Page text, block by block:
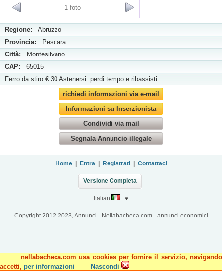
nellabacheca.com usa cookies per fornire il servizio, navigando
accetti, per informazioni Nascondi
1 foto
Regione: Abruzzo
Provincia: Pescara
Città: Montesilvano
CAP: 65015
Ferro da stiro €.30 Astenersi: perdi tempo e ribassisti
richiedi informazioni via e-mail
Informazioni su Inserzionista
Condividi via mail
Segnala Annuncio illegale
Home| Entra Registrati| Contattaci
Versione Completa
Italian
Copyright 2012-2023, Annunci - Nellabacheca.com - annunci economici